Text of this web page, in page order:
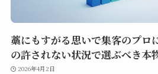
藁にもすがる思いで集客のプロ
の許されない状況で選ぶべき本
2026年4月2日